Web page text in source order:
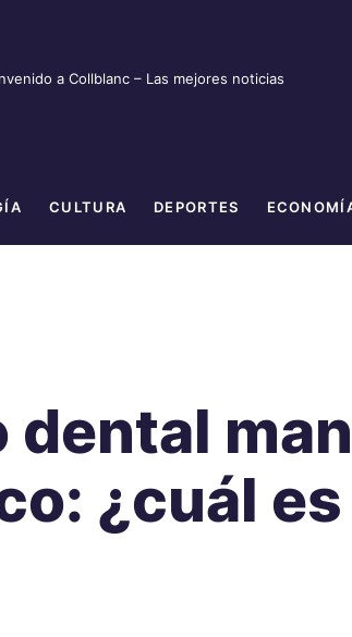
a Collblanc – Las mejores noticias
CULTURA DEPORTES
dental
¿cuál